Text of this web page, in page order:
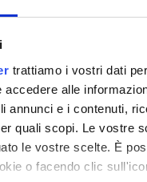
trattiamo i vostri dati
alle
annunci e i contenuti,
quali scopi. Le vostre
le vostre scelte. È
o facendo clic